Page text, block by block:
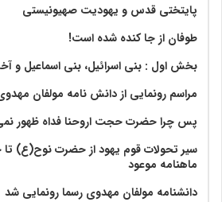
پایتختی قدس و یهودیت صهیونیستی
طوفان از جا کنده شده است!
بخش اول : بنی اسرائیل، بنی اسماعیل و
مراسم رونمایی از دانش نامه مولفان
پس چرا حضرت حجت اروحنا فداه ظهور
سیر تحولات قوم یهود از حضرت نوح(ع)
ماهنامه موعود
دانشنامه مولفان مهدوی رسما رونمایی شد